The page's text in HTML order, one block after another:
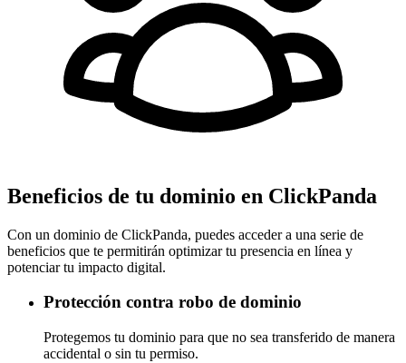
Beneficios de tu dominio en ClickPanda
Con un dominio de ClickPanda, puedes acceder a una serie de
beneficios que te permitirán optimizar tu presencia en línea y
potenciar tu impacto digital.
Protección contra robo de dominio
Protegemos tu dominio para que no sea transferido de manera
accidental o sin tu permiso.